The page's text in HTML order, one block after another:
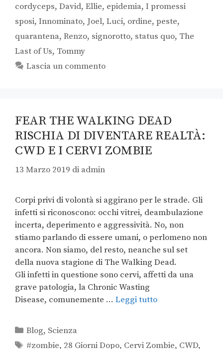
cordyceps, David, Ellie, epidemia, I promessi
sposi, Innominato, Joel, Luci, ordine, peste,
quarantena, Renzo, signorotto, status quo, The
Last of Us, Tommy
Lascia un commento
FEAR THE WALKING DEAD
RISCHIA DI DIVENTARE REALTÀ:
CWD E I CERVI ZOMBIE
13 Marzo 2019 di admin
Corpi privi di volontà si aggirano per le strade. Gli
infetti si riconoscono: occhi vitrei, deambulazione
incerta, deperimento e aggressività. No, non
stiamo parlando di essere umani, o perlomeno non
ancora. Non siamo, del resto, neanche sul set
della nuova stagione di The Walking Dead.
Gli infetti in questione sono cervi, affetti da una
grave patologia, la Chronic Wasting
Disease, comunemente … Leggi tutto
Blog, Scienza
#zombie, 28 Giorni Dopo, Cervi Zombie, CWD,